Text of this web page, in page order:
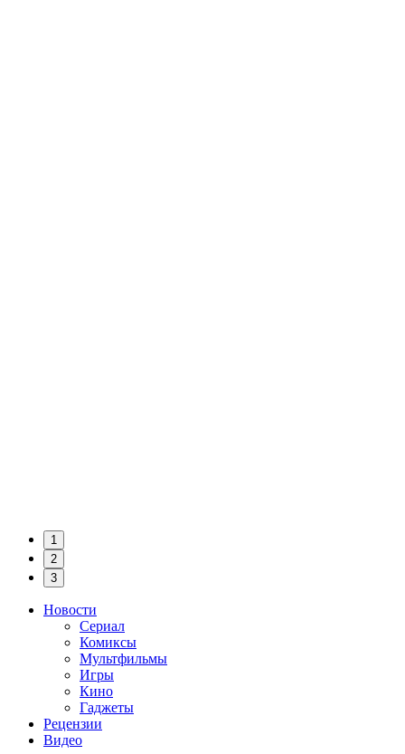
1
2
3
Новости
Сериал
Комиксы
Мультфильмы
Игры
Кино
Гаджеты
Рецензии
Видео